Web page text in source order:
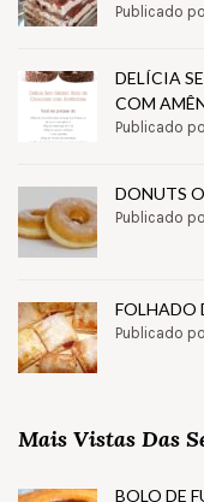
Publicado
DELÍCIA
COM
Publicado
DONUTS
Publicado
FOLHADO
Publicado
Mais Vistas Das
BOLO DE